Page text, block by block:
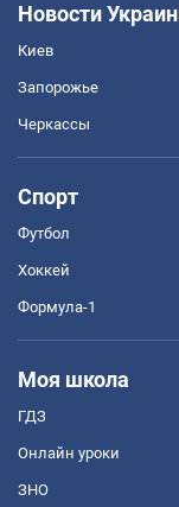
Новости
Киев
Запорожье
Черкассы
Спорт
Футбол
Хоккей
Формула-1
Моя школа
ГДЗ
Онлайн уроки
ЗНО